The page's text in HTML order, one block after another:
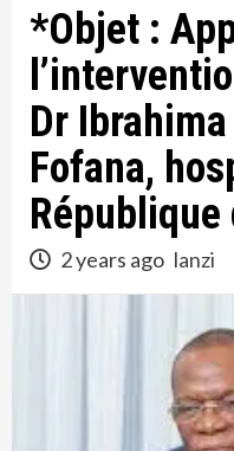
*Objet :
Dr
Fofana,
2 years ago lanzi